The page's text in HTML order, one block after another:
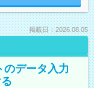
掲載日：2026.08.05
のデータ入力